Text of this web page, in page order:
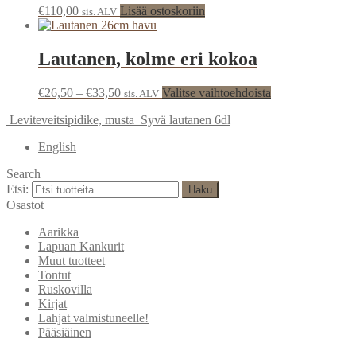
€110,00 sis. ALV Lisää ostoskoriin
Lautanen, kolme eri kokoa
€26,50 – €33,50 sis. ALV Valitse vaihtoehdoista
Leviteveitsipidike, musta Syvä lautanen 6dl
English
Search
Etsi:
Haku
Osastot
Aarikka
Lapuan Kankurit
Muut tuotteet
Tontut
Ruskovilla
Kirjat
Lahjat valmistuneelle!
Pääsiäinen